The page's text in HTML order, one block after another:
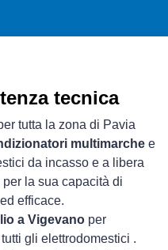
tecnica
tutta la zona di Pavia
multimarche e
da incasso e a libera
la sua capacità di
efficace.
a Vigevano per
gli elettrodomestici .